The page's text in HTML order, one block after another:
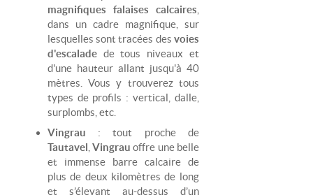
magnifiques falaises calcaires
dans un cadre magnifique, sur
lesquelles sont tracées des voies
d'escalade de tous niveaux et
d'une hauteur allant jusqu'à 40
mètres. Vous y trouverez tous
types de profils : vertical, dalle,
surplombs, etc.
Vingrau : tout proche de
Tautavel ,Vingrauoffre une belle
et immense barre calcaire de
plus de deux kilomètres de long
et s’élevant au-dessus d’un